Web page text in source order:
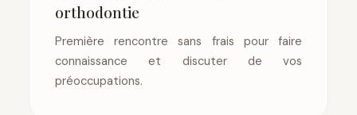
orthodontie
Première rencontre sans frais pour faire
connaissance et discuter de vos
préoccupations.